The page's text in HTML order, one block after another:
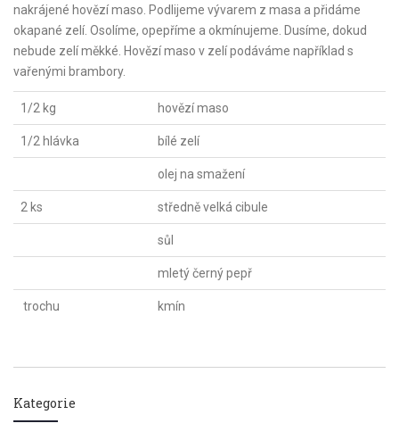
nakrájené hovězí maso. Podlijeme vývarem z masa a přidáme
okapané zelí. Osolíme, opepříme a okmínujeme. Dusíme, dokud
nebude zelí měkké. Hovězí maso v zelí podáváme například s
vařenými brambory.
1/2 kg hovězí maso
1/2 hlávka bílé zelí
olej na smažení
2 ks středně velká cibule
sůl
mletý černý pepř
trochu kmín
Kategorie